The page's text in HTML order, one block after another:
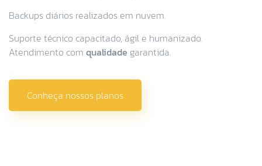
Backups diários realizados em nuvem.
Suporte técnico capacitado, ágil e humanizado.
Atendimento com qualidade garantida.
Conheça nossos planos